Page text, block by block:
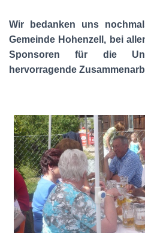
Wir bedanken uns
Gemeinde Hohenzell, bei
Sponsoren für die
hervorragende